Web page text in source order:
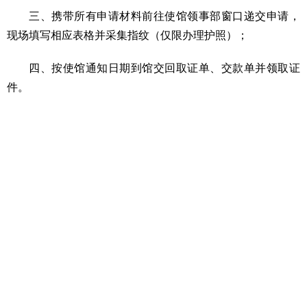
三、携带所有申请材料前往使馆领事部窗口递交申请，
现场填写相应表格并采集指纹（仅限办理护照）；
四、按使馆通知日期到馆交回取证单、交款单并领取证
件。